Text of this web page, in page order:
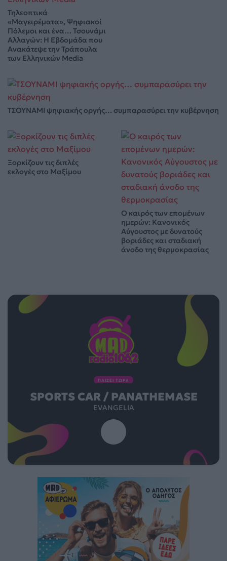
Τηλεοπτικά
«Μαγειρέματα», Ψηφιακοί
Πόλεμοι και ένα… Τσουνάμι
Αλλαγών: Η Εβδομάδα που
Ανακάτεψε την Τράπουλα
των Ελληνικών Media
ΤΣΟΥΝΑΜΙ ψηφιακής οργής… συμπαρασύρει την κυβέρνηση
Ξορκίζουν τις διπλές
εκλογές στο Μαξίμου
Ο καιρός των επομένων
ημερών: Κανονικός
Αύγουστος με δυνατούς
βοριάδες και σταδιακή
άνοδο της θερμοκρασίας
ΠΑΙΖΕΙ ΤΩΡΑ
SPORTS CAR / PANATHEMASE
EVANGELIA